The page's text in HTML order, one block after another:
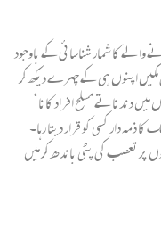
والے کا شمار شناسائی کے باوجود
مکیں اپنوں ہی کے چہرے دیکھ کر
میں دندناتے مسلح افراد کانا‘
ذمہ دار کسی کو قرار دیتا رہا۔
پر تعصب کی پٹی باندھ کر میں